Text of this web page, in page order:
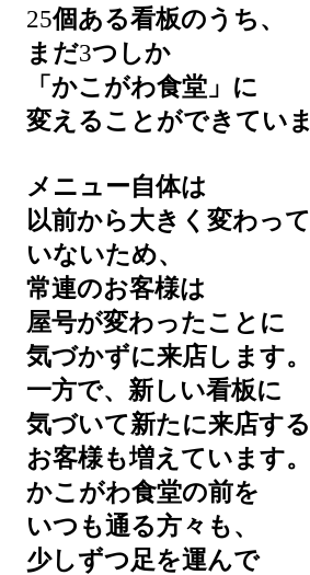
25個ある看板のうち、
まだ3つしか
「かこがわ食堂」に
変えることができていま
メニュー自体は
以前から大きく変わって
いないため、
常連のお客様は
屋号が変わったことに
気づかずに来店します。
一方で、新しい看板に
気づいて新たに来店する
お客様も増えています。
かこがわ食堂の前を
いつも通る方々も、
少しずつ足を運んで